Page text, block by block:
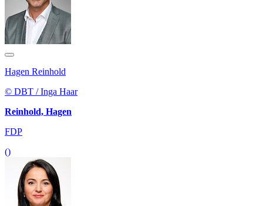
Hagen Reinhold
© DBT / Inga Haar
Reinhold, Hagen
FDP
()